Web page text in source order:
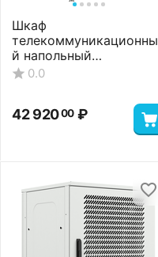
Шкаф
телекоммуникационны
й напольный
ШТНП-22U-800-600-П-
0.0
42 92000 ₽